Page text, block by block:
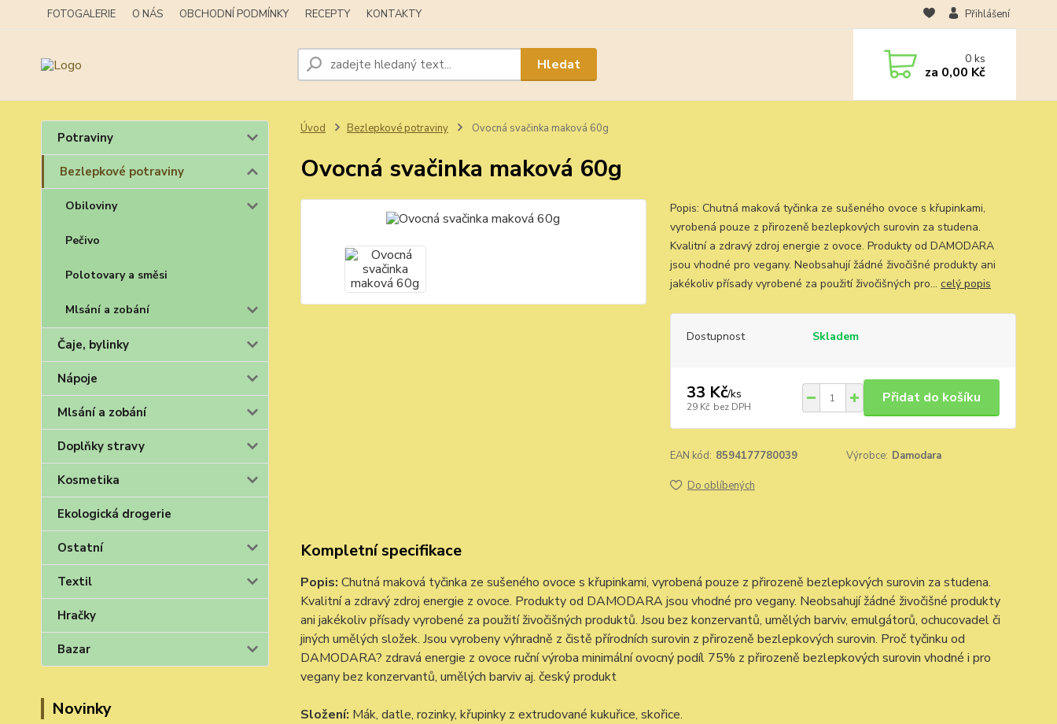
FOTOGALERIE O NÁS OBCHODNÍ PODMÍNKY RECEPTY KONTAKTY Přihlášení
Hledat 0ks
za 0,00 Kč
Potraviny
Bezlepkové potraviny
Obiloviny
Pečivo
Polotovary a směsi
Mlsání a zobání
Čaje, bylinky
Nápoje
Mlsání a zobání
Doplňky stravy
Kosmetika
Ekologická drogerie
Ostatní
Textil
Hračky
Bazar
Novinky
Úvod Bezlepkové potraviny Ovocná svačinka maková 60g
Ovocná svačinka maková 60g
Popis: Chutná maková tyčinka ze sušeného ovoce s křupinkami,
vyrobená pouze z přirozeně bezlepkových surovin za studena.
Kvalitní a zdravý zdroj energie z ovoce. Produkty od DAMODARA
jsou vhodné pro vegany. Neobsahují žádné živočišné produkty ani
jakékoliv přísady vyrobené za použití živočišných pro... celý popis
Dostupnost Skladem
33 Kč/ks
29 Kč bez DPH
Přidat do košíku
EAN kód: 8594177780039 Výrobce: Damodara
Do oblíbených
Kompletní specifikace
Popis: Chutná maková tyčinka ze sušeného ovoce s křupinkami, vyrobená pouze z přirozeně bezlepkových surovin za studena.
Kvalitní a zdravý zdroj energie z ovoce. Produkty od DAMODARA jsou vhodné pro vegany. Neobsahují žádné živočišné produkty
ani jakékoliv přísady vyrobené za použití živočišných produktů. Jsou bez konzervantů, umělých barviv, emulgátorů, ochucovadel či
jiných umělých složek. Jsou vyrobeny výhradně z čistě přírodních surovin z přirozeně bezlepkových surovin. Proč tyčinku od
DAMODARA? zdravá energie z ovoce ruční výroba minimální ovocný podíl 75% z přirozeně bezlepkových surovin vhodné i pro
vegany bez konzervantů, umělých barviv aj. český produkt
Složení: Mák, datle, rozinky, křupinky z extrudované kukuřice, skořice.